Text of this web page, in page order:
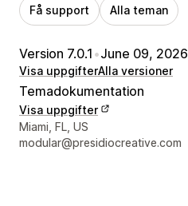
Få support Alla teman
Version 7.0.1 •June 09, 2026
Visa uppgifterAlla versioner
Temadokumentation
Visa uppgifter
Designerns kontaktuppgifter
Miami, FL, US
modular@presidiocreative.com